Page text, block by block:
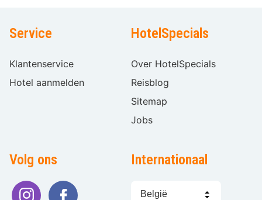
Service
Klantenservice
Hotel aanmelden
HotelSpecials
Over HotelSpecials
Reisblog
Sitemap
Jobs
Volg ons Internationaal